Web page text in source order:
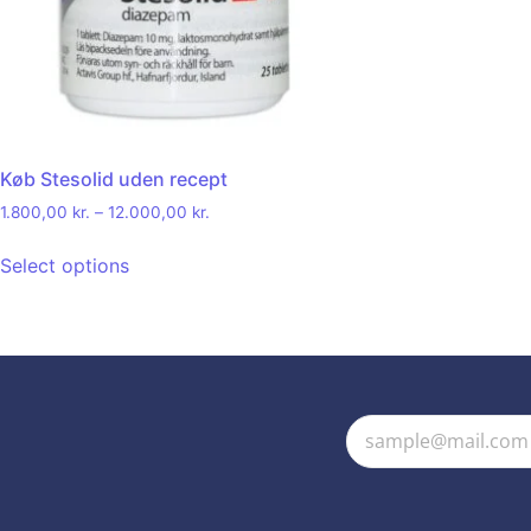
Køb Stesolid uden recept
1.800,00 kr. – 12.000,00 kr.
Select options